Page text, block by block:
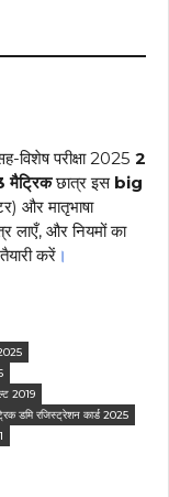
विशेष परीक्षा 2025 2
छात्र इस big
और मातृभाषा
लाएँ, और नियमों का
करें ।
2025
2019
डमि रजिस्ट्रेशन कार्ड 2025